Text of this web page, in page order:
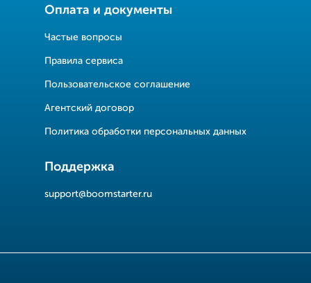
Оплата и документы
Частые вопросы
Правила сервиса
Пользовательское соглашение
Агентский договор
Политика обработки персональных данных
Поддержка
support@boomstarter.ru